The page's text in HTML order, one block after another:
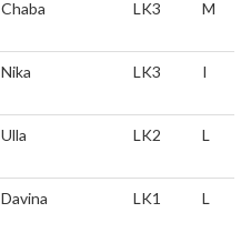
Chaba LK3 M
Nika LK3 I
Ulla LK2 L
Davina LK1 L